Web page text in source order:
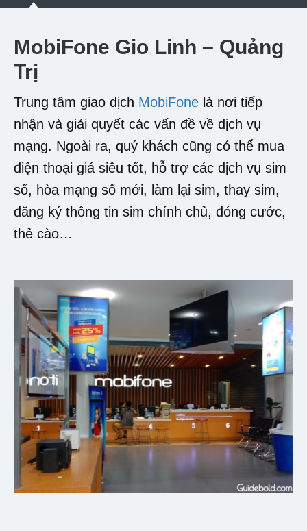
MobiFone Gio Linh – Quảng
Trị
Trung tâm giao dịch MobiFone là nơi tiếp
nhận và giải quyết các vấn đề về dịch vụ
mạng. Ngoài ra, quý khách cũng có thể mua
điện thoại giá siêu tốt, hỗ trợ các dịch vụ sim
số, hòa mạng số mới, làm lại sim, thay sim,
đăng ký thông tin sim chính chủ, đóng cước,
thẻ cào…